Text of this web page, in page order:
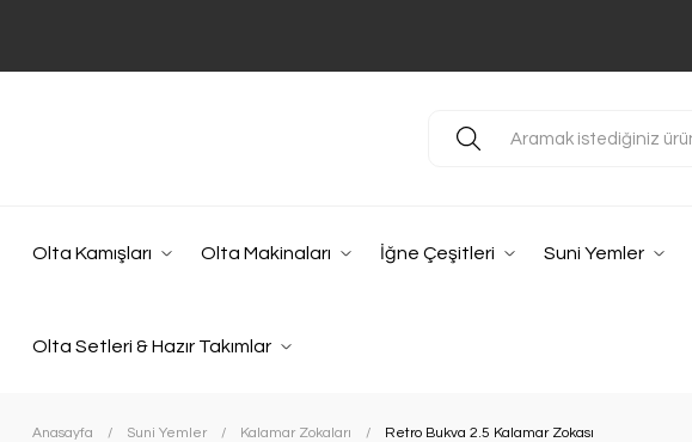
Olta Kamışları Olta Makinaları İğne Çeşitleri Suni Yemler
Olta Setleri & Hazır Takımlar
Anasayfa Suni Yemler Kalamar Zokaları Retro Bukva 2.5 Kalamar Zokası